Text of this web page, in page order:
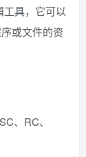
工具，它可以
或文件的资
、RC、